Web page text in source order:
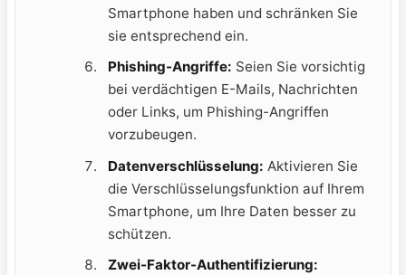
Smartphone haben und schränken Sie
sie entsprechend ein.
Phishing-Angriffe: Seien Sie vorsichtig
bei verdächtigen E-Mails, Nachrichten
oder Links, um Phishing-Angriffen
vorzubeugen.
Datenverschlüsselung: Aktivieren Sie
die Verschlüsselungsfunktion auf Ihrem
Smartphone, um Ihre Daten besser zu
schützen.
Zwei-Faktor-Authentifizierung: